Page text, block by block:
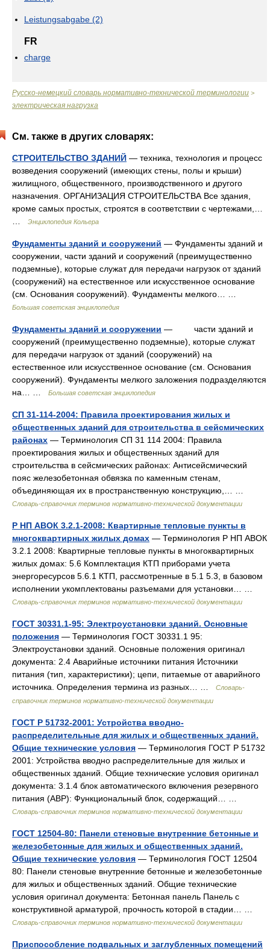
Leistungsabgabe (2)
FR
charge
Русско-немецкий словарь нормативно-технической терминологии >
электрическая нагрузка
См. также в других словарях:
СТРОИТЕЛЬСТВО ЗДАНИЙ — техника, технология и процесс
возведения сооружений (имеющих стены, полы и крыши)
жилищного, общественного, производственного и другого
назначения. ОРГАНИЗАЦИЯ СТРОИТЕЛЬСТВА Все здания,
кроме самых простых, строятся в соответствии с чертежами,…
…
Энциклопедия Кольера
Фундаменты зданий и сооружений — Фундаменты зданий и
сооружении, части зданий и сооружений (преимущественно
подземные), которые служат для передачи нагрузок от зданий
(сооружений) на естественное или искусственное основание
(см. Основания сооружений). Фундаменты мелкого… …
Большая советская энциклопедия
Фундаменты зданий и сооружении — части зданий и
сооружений (преимущественно подземные), которые служат
для передачи нагрузок от зданий (сооружений) на
естественное или искусственное основание (см. Основания
сооружений). Фундаменты мелкого заложения подразделяются
на… …
Большая советская энциклопедия
СП 31-114-2004: Правила проектирования жилых и
общественных зданий для строительства в сейсмических
районах — Терминология СП 31 114 2004: Правила
проектирования жилых и общественных зданий для
строительства в сейсмических районах: Антисейсмический
пояс железобетонная обвязка по каменным стенам,
объединяющая их в пространственную конструкцию,… …
Словарь-справочник терминов нормативно-технической документации
Р НП АВОК 3.2.1-2008: Квартирные тепловые пункты в
многоквартирных жилых домах — Терминология Р НП АВОК
3.2.1 2008: Квартирные тепловые пункты в многоквартирных
жилых домах: 5.6 Комплектация КТП приборами учета
энергоресурсов 5.6.1 КТП, рассмотренные в 5.1 5.3, в базовом
исполнении укомплектованы разъемами для установки… …
Словарь-справочник терминов нормативно-технической документации
ГОСТ 30331.1-95: Электроустановки зданий. Основные
положения — Терминология ГОСТ 30331.1 95:
Электроустановки зданий. Основные положения оригинал
документа: 2.4 Аварийные источники питания Источники
питания (тип, характеристики); цепи, питаемые от аварийного
источника. Определения термина из разных… …
Словарь-
справочник терминов нормативно-технической документации
ГОСТ Р 51732-2001: Устройства вводно-
распределительные для жилых и общественных зданий.
Общие технические условия — Терминология ГОСТ Р 51732
2001: Устройства вводно распределительные для жилых и
общественных зданий. Общие технические условия оригинал
документа: 3.1.4 блок автоматического включения резервного
питания (АВР): Функциональный блок, содержащий… …
Словарь-справочник терминов нормативно-технической документации
ГОСТ 12504-80: Панели стеновые внутренние бетонные и
железобетонные для жилых и общественных зданий.
Общие технические условия — Терминология ГОСТ 12504
80: Панели стеновые внутренние бетонные и железобетонные
для жилых и общественных зданий. Общие технические
условия оригинал документа: Бетонная панель Панель с
конструктивной арматурой, прочность которой в стадии… …
Словарь-справочник терминов нормативно-технической документации
Приспособление подвальных и заглубленных помещений